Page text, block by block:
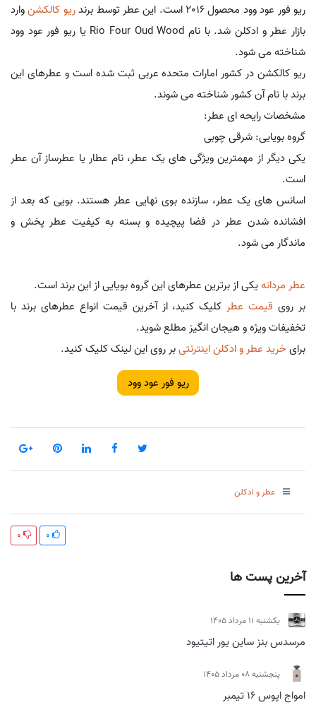
آخرین پست ها
يكشنبه 11 مرداد 1405
مرسدس بنز ساین یور اتیتیود
پنجشنبه 08 مرداد 1405
امواج اپوس 16 تیمبر
ریو فور عود وود محصول 2016 است. این عطر توسط برند ریو کالکشنوارد
بازار عطر و ادکلن شد. با نام Rio Four Oud Wood یا ریو فور عود وود
شناخته می شود.
ریو کالکشن در کشور امارات متحده عربی ثبت شده است و عطرهای این
برند با نام آن کشور شناخته می شوند.
مشخصات رایحه ای عطر:
گروه بویایی: شرقی چوبی
یکی دیگر از مهمترین ویژگی های یک عطر، نام عطار یا عطرساز آن عطر
است.
اسانس های یک عطر، سازنده بوی نهایی عطر هستند. بویی که بعد از
افشانده شدن عطر در فضا پیچیده و بسته به کیفیت عطر پخش و
ماندگار می شود.
عطر مردانهیکی از برترین عطرهای این گروه بویایی از این برند است.
بر روی قیمت عطر کلیک کنید، از آخرین قیمت انواع عطرهای برند با
تخفیفات ویژه و هیجان انگیز مطلع شوید.
برایخريد عطر و ادكلن اینترنتیبر روی این لینک کلیک کنید.
ریو فور عود وود
عطر و ادکلن